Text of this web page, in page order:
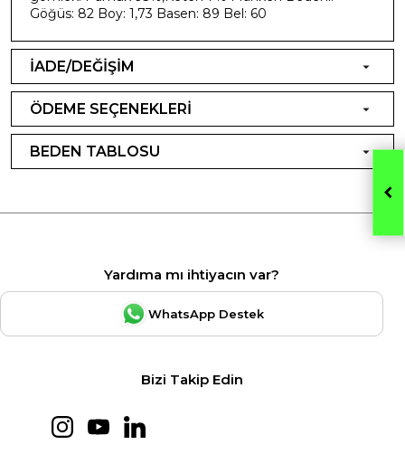
Göğüs: 82 Boy: 1,73 Basen: 89 Bel: 60
İADE/DEĞİŞİM
ÖDEME SEÇENEKLERİ
BEDEN TABLOSU
Yardıma mı ihtiyacın var?
WhatsApp Destek
Bizi Takip Edin